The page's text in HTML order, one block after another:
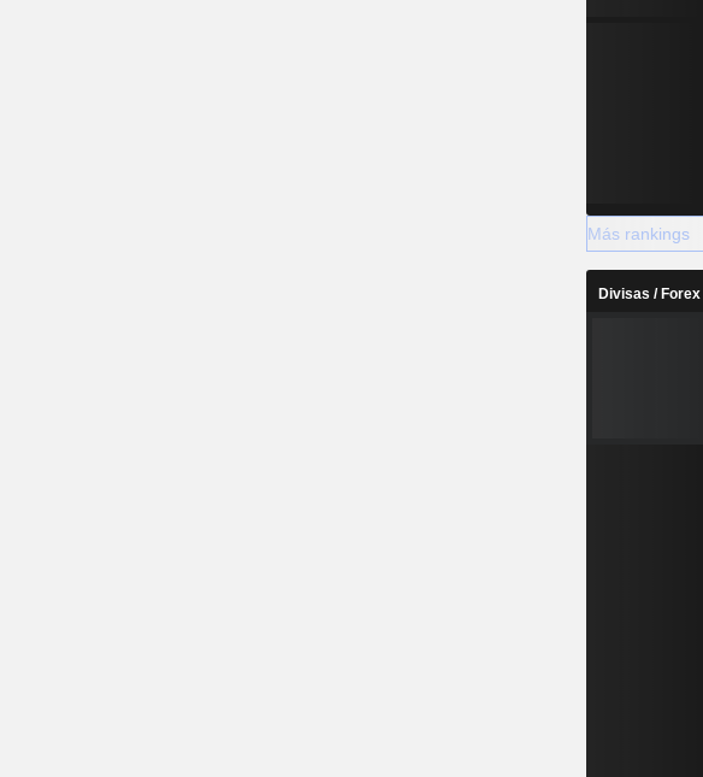
Más rankings
Divisas / Forex